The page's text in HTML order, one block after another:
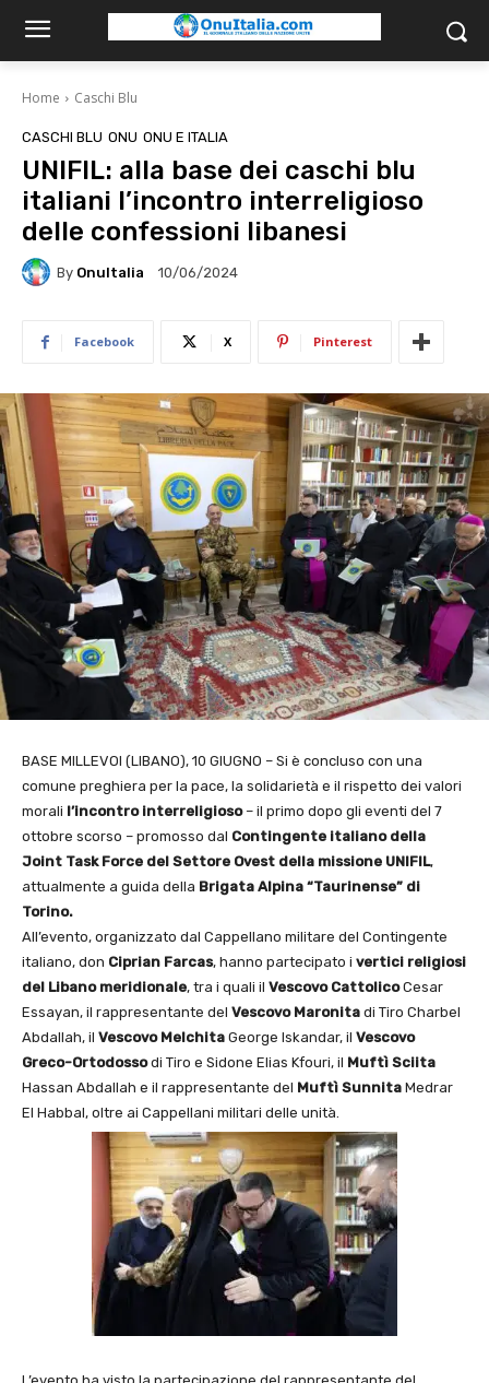
Home Caschi Blu
CASCHI BLU ONU ONU E ITALIA
UNIFIL: alla base dei caschi blu
italiani l’incontro interreligioso
delle confessioni libanesi
By OnuItalia 10/06/2024
Facebook X Pinterest
BASE MILLEVOI (LIBANO), 10 GIUGNO – Si è concluso con una
comune preghiera per la pace, la solidarietà e il rispetto dei valori
morali l’incontro interreligioso– il primo dopo gli eventi del 7
ottobre scorso – promosso dal Contingente italiano della
Joint Task Force del Settore Ovest della missione UNIFIL,
attualmente a guida della Brigata Alpina “Taurinense” di
Torino.
All’evento, organizzato dal Cappellano militare del Contingente
italiano, don Ciprian Farcas, hanno partecipato i vertici religiosi
del Libano meridionale, tra i quali il Vescovo CattolicoCesar
Essayan, il rappresentante del Vescovo Maronita di Tiro Charbel
Abdallah, il Vescovo Melchita George Iskandar, il Vescovo
Greco-Ortodossodi Tiro e Sidone Elias Kfouri, il Muftì Sciita
Hassan Abdallah e il rappresentante del Muftì Sunnita Medrar
El Habbal, oltre ai Cappellani militari delle unità.